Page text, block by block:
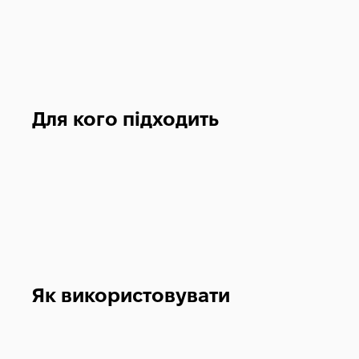
Для кого підходить
Як використовувати